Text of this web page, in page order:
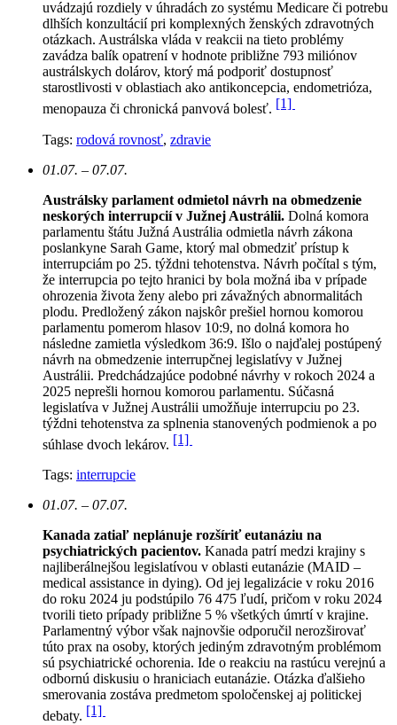
uvádzajú rozdiely v úhradách zo systému Medicare či potrebu
dlhších konzultácií pri komplexných ženských zdravotných
otázkach. Austrálska vláda v reakcii na tieto problémy
zavádza balík opatrení v hodnote približne 793 miliónov
austrálskych dolárov, ktorý má podporiť dostupnosť
starostlivosti v oblastiach ako antikoncepcia, endometrióza,
menopauza či chronická panvová bolesť. [1]
Tags: rodová rovnosť, zdravie
01.07. – 07.07.
Austrálsky parlament odmietol návrh na obmedzenie
neskorých interrupcií v Južnej Austrálii. Dolná komora
parlamentu štátu Južná Austrália odmietla návrh zákona
poslankyne Sarah Game, ktorý mal obmedziť prístup k
interrupciám po 25. týždni tehotenstva. Návrh počítal s tým,
že interrupcia po tejto hranici by bola možná iba v prípade
ohrozenia života ženy alebo pri závažných abnormalitách
plodu. Predložený zákon najskôr prešiel hornou komorou
parlamentu pomerom hlasov 10:9, no dolná komora ho
následne zamietla výsledkom 36:9. Išlo o najďalej postúpený
návrh na obmedzenie interrupčnej legislatívy v Južnej
Austrálii. Predchádzajúce podobné návrhy v rokoch 2024 a
2025 neprešli hornou komorou parlamentu. Súčasná
legislatíva v Južnej Austrálii umožňuje interrupciu po 23.
týždni tehotenstva za splnenia stanovených podmienok a po
súhlase dvoch lekárov. [1]
Tags: interrupcie
01.07. – 07.07.
Kanada zatiaľ neplánuje rozšíriť eutanáziu na
psychiatrických pacientov. Kanada patrí medzi krajiny s
najliberálnejšou legislatívou v oblasti eutanázie (MAID –
medical assistance in dying). Od jej legalizácie v roku 2016
do roku 2024 ju podstúpilo 76 475 ľudí, pričom v roku 2024
tvorili tieto prípady približne 5 % všetkých úmrtí v krajine.
Parlamentný výbor však najnovšie odporučil nerozširovať
túto prax na osoby, ktorých jediným zdravotným problémom
sú psychiatrické ochorenia. Ide o reakciu na rastúcu verejnú a
odbornú diskusiu o hraniciach eutanázie. Otázka ďalšieho
smerovania zostáva predmetom spoločenskej aj politickej
debaty. [1]